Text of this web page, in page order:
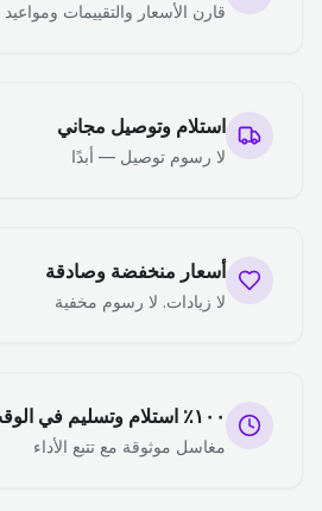
قارن الأسعار والتقييمات
استلام وتوصيل مجاني
لا رسوم توصيل — أبدًا
أسعار منخفضة وصادقة
لا زيادات. لا رسوم مخفية
١٠٠٪ استلام وتسليم في الوقت
مغاسل موثوقة مع تتبع الأداء